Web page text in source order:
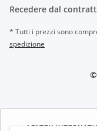
Recedere dal
* Tutti i prezzi sono
spedizione
©
AFATEK